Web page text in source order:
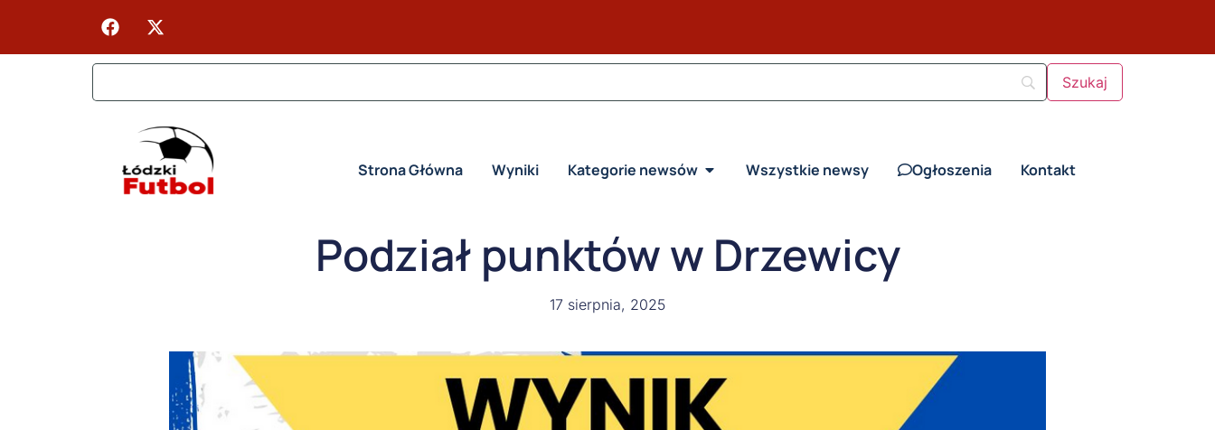
Strona Główna Wyniki Kategorie newsów Wszystkie newsy Ogłoszenia Kontakt
Podział punktów w Drzewicy
17 sierpnia, 2025